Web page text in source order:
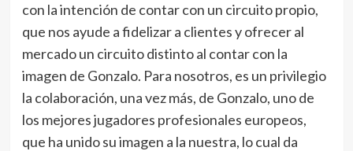
con la intención de contar con un circuito propio,
que nos ayude a fidelizar a clientes y ofrecer al
mercado un circuito distinto al contar con la
imagen de Gonzalo. Para nosotros, es un privilegio
la colaboración, una vez más, de Gonzalo, uno de
los mejores jugadores profesionales europeos,
que ha unido su imagen a la nuestra, lo cual da